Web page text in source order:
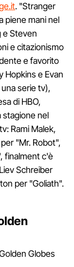
. "Stranger
piene mani nel
e Steven
e citazionismo
e favorito
Hopkins e Evan
serie tv),
di HBO,
nel
Rami Malek,
"Mr. Robot",
finalment c'è
Schreiber
per "Goliath".
Globes